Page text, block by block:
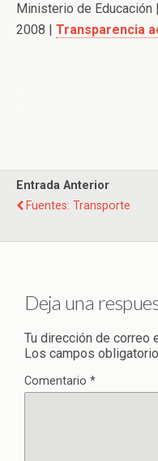
Ministerio de Educación |
2008 | Transparencia
Entrada Anterior
Fuentes: Transporte
Deja una
Tu dirección de correo
Los campos
Comentario *